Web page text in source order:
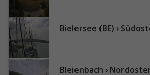
Bielersee (BE) › Südosten: Bordée de Tribord -
Bleienbach › Nordosten: